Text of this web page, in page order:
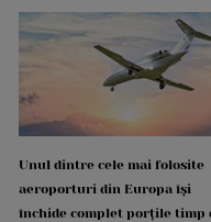
Unul dintre cele mai folosite
aeroporturi din Europa își
închide complet porțile timp